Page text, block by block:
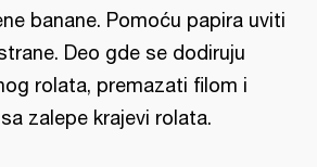
banane. Pomoću papira uviti
Deo gde se dodiruju
rolata, premazati filom i
zalepe krajevi rolata.